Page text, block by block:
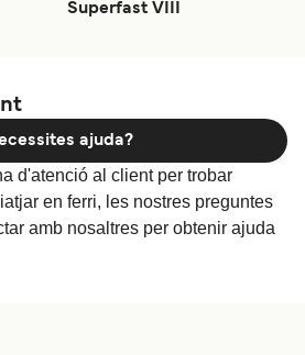
Superfast VIII
d'atenció al client per trobar
en ferri, les nostres preguntes
amb nosaltres per obtenir ajuda
ajuda?